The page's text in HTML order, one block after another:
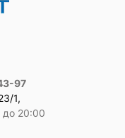
97
1,
до 20:00